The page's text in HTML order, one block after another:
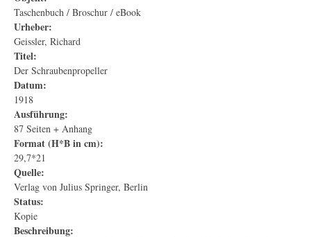
Taschenbuch / Broschur / eBook
Urheber:
Geissler, Richard
Titel:
Der Schraubenpropeller
Datum:
1918
Ausführung:
87 Seiten + Anhang
Format (H*B in cm):
29,7*21
Quelle:
Verlag von Julius Springer, Berlin
Status:
Kopie
Beschreibung: